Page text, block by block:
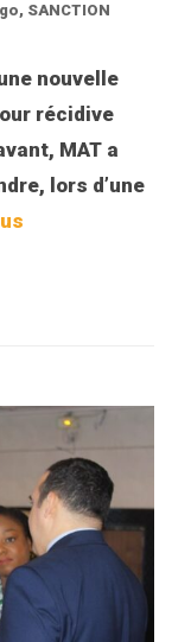
, SANCTION
nouvelle
récidive
MAT a
lors d’une